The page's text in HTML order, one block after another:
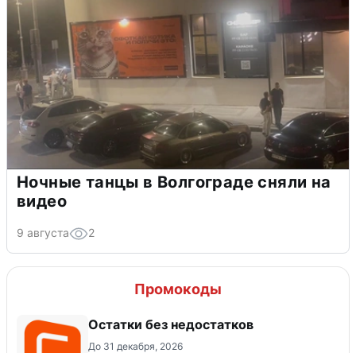
Ночные танцы в Волгограде сняли на
видео
9 августа 2
Промокоды
Остатки без недостатков
До 31 декабря, 2026